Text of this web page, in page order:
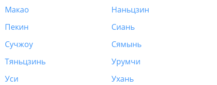
Макао
Наньцзин
Пекин
Сиань
Сучжоу
Сямынь
Тяньцзинь
Урумчи
Уси
Ухань